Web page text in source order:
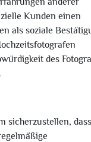
Kunden einen
als soziale
des
sicherzustellen,